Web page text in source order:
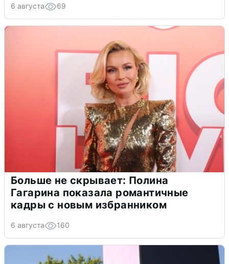
6 августа 69
Больше не скрывает: Полина
Гагарина показала романтичные
кадры с новым избранником
6 августа 160